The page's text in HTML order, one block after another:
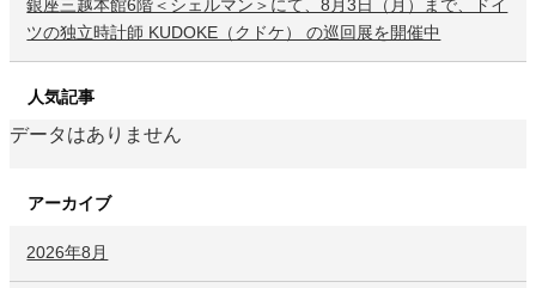
銀座三越本館6階＜シェルマン＞にて、8月3日（月）まで、ドイ
ツの独立時計師 KUDOKE（クドケ） の巡回展を開催中
人気記事
データはありません
アーカイブ
2026年8月